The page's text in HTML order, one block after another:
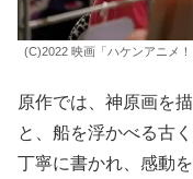
(C)2022 映画「ハケンアニメ
原作では、神原画を
と、船を浮かべる古
丁寧に書かれ、感動